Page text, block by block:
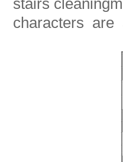
stairs
characters